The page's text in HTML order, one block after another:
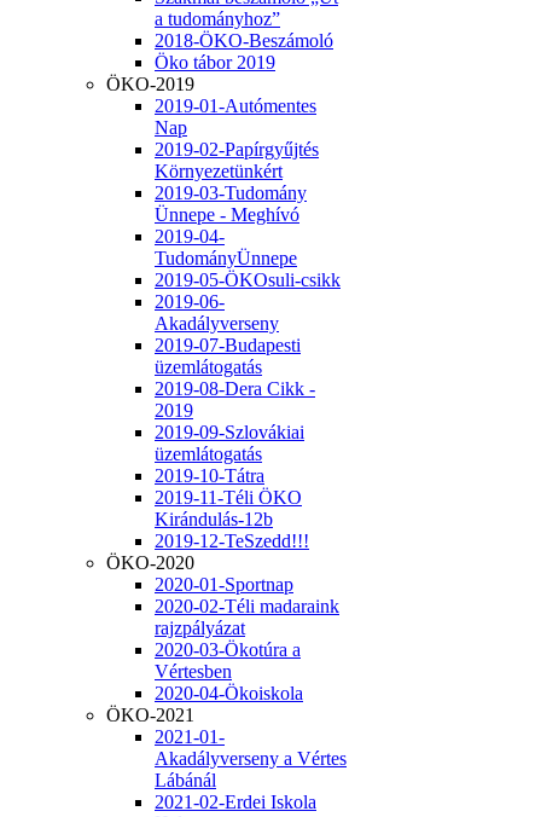
a tudományhoz”
2018-ÖKO-Beszámoló
Öko tábor 2019
ÖKO-2019
2019-01-Autómentes
Nap
2019-02-Papírgyűjtés
Környezetünkért
2019-03-Tudomány
Ünnepe - Meghívó
2019-04-
TudományÜnnepe
2019-05-ÖKOsuli-csikk
2019-06-
Akadályverseny
2019-07-Budapesti
üzemlátogatás
2019-08-Dera Cikk -
2019
2019-09-Szlovákiai
üzemlátogatás
2019-10-Tátra
2019-11-Téli ÖKO
Kirándulás-12b
2019-12-TeSzedd!!!
ÖKO-2020
2020-01-Sportnap
2020-02-Téli madaraink
rajzpályázat
2020-03-Ökotúra a
Vértesben
2020-04-Ökoiskola
ÖKO-2021
2021-01-
Akadályverseny a Vértes
Lábánál
2021-02-Erdei Iskola